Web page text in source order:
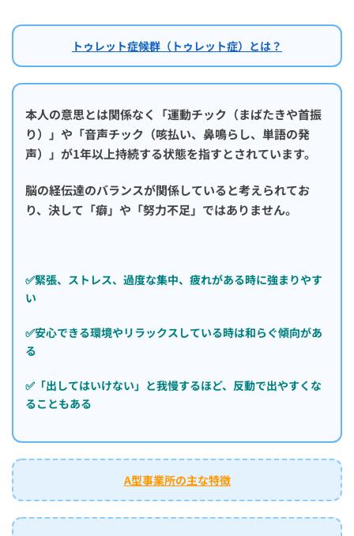
トゥレット症候群（トゥレット症）とは？
本人の意思とは関係なく「運動チック（まばたきや首振
り）」や「音声チック（咳払い、鼻鳴らし、単語の発
声）」が1年以上持続する状態を指すとされています。
脳の経伝達のバランスが関係していると考えられてお
り、決して「癖」や「努力不足」ではありません。
✅緊張、ストレス、過度な集中、疲れがある時に強まりやす
い
✅安心できる環境やリラックスしている時は和らぐ傾向があ
る
✅「出してはいけない」と我慢するほど、反動で出やすくな
ることもある
A型事業所の主な特徴